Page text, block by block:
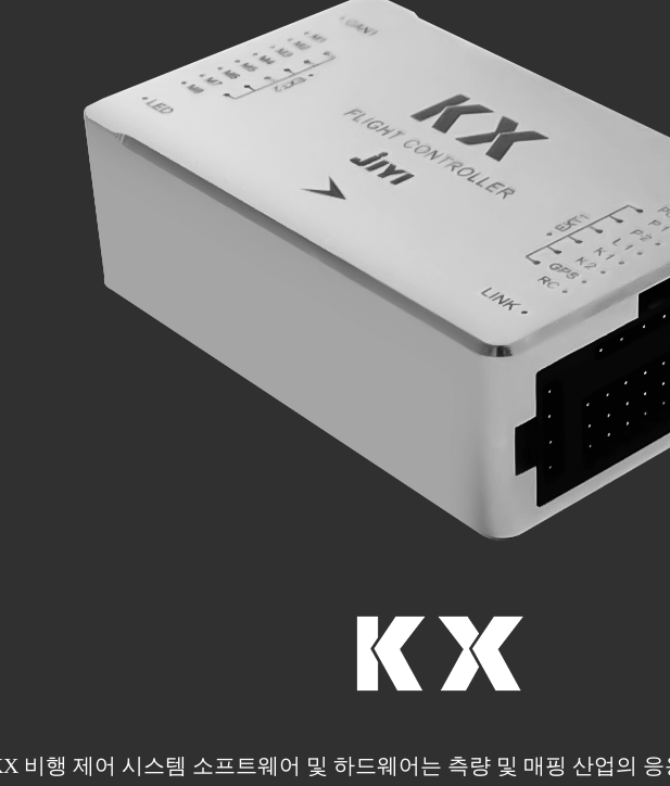
비행 제어 시스템 소프트웨어 및 하드웨어는 측량 및 매핑 산업의 응